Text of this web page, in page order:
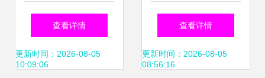
获联合国工发组织
全球科创大会“全球
查看详情
更新时间：2026-08-05
10:09:06
利？6月6日，“水博
览会”值得期待 新
查看详情
更新时间：2026-08-05
08:56:16